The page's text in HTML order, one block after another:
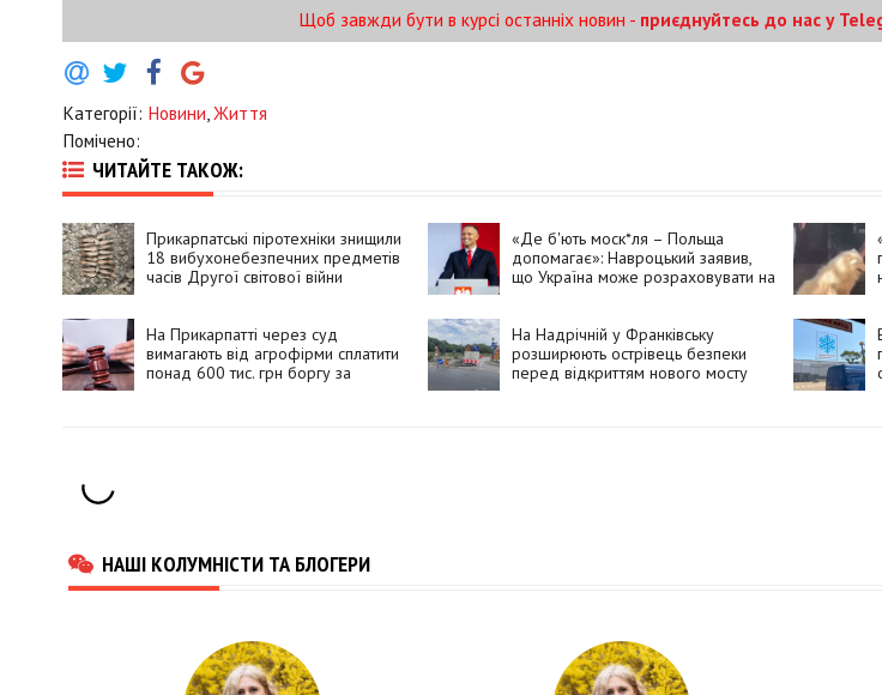
Щоб завжди бути в курсі останніх новин - приєднуйтесь до нас у
Категорії: Новини,Життя
Помічено:
ЧИТАЙТЕ ТАКОЖ:
Прикарпатські піротехніки знищили
18 вибухонебезпечних предметів
часів Другої світової війни
«Де б'ють моск*ля – Польща
допомагає»: Навроцький заявив,
що Україна може розраховувати на
На Прикарпатті через суд
вимагають від агрофірми сплатити
понад 600 тис. грн боргу за
На Надрічній у Франківську
розширюють острівець безпеки
перед відкриттям нового мосту
НАШІ КОЛУМНІСТИ ТА БЛОГЕРИ